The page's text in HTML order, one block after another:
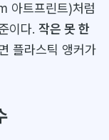
아트프린트)처럼
이다. 작은 못 한
플라스틱 앵커가